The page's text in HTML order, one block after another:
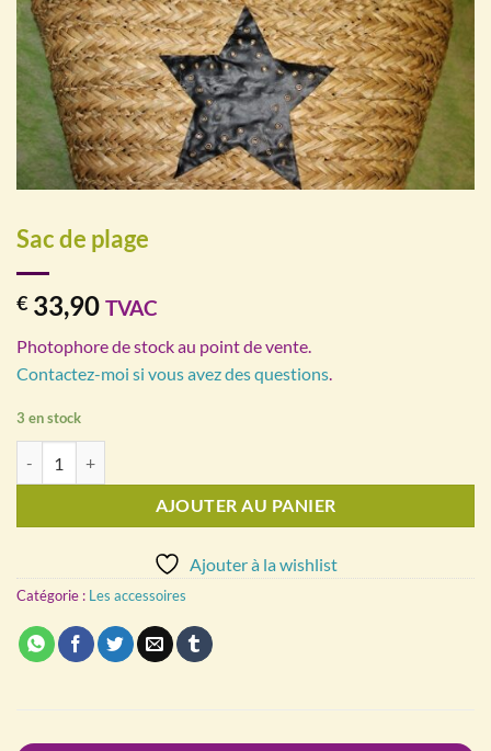
Sac de plage
€ 33,90 TVAC
Photophore de stock au point de vente.
Contactez-moi si vous avez des questions
3 en stock
AJOUTER AU PANIER
Ajouter à la wishlist
Catégorie : Les accessoires